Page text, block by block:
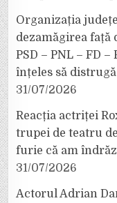
Organizația
dezamăgirea față
PSD – PNL – FD
înțeles să
31/07/2026
Reacția actriței
trupei de teatru
furie că am
31/07/2026
Actorul Adrian